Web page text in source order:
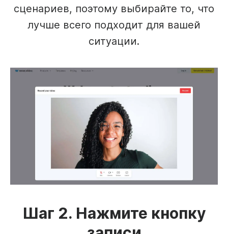
сценариев, поэтому выбирайте то, что
лучше всего подходит для вашей
ситуации.
Шаг 2. Нажмите кнопку